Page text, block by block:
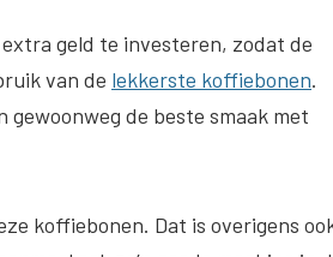
geld te investeren, zodat de
van de lekkerste koffiebonen.
de beste smaak met
koffiebonen. Dat is overigens